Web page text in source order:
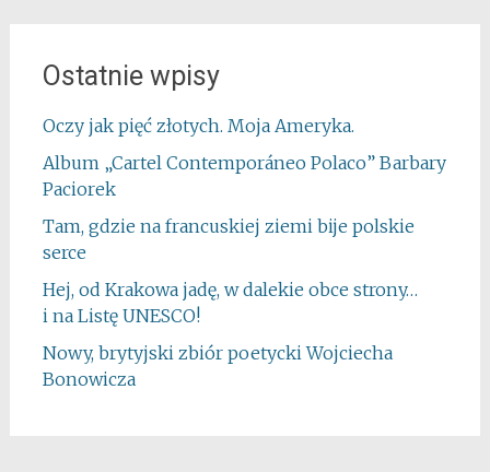
Ostatnie wpisy
Oczy jak pięć złotych. Moja Ameryka.
Album „Cartel Contemporáneo Polaco” Barbary
Paciorek
Tam, gdzie na francuskiej ziemi bije polskie
serce
Hej, od Krakowa jadę, w dalekie obce strony…
i na Listę UNESCO!
Nowy, brytyjski zbiór poetycki Wojciecha
Bonowicza